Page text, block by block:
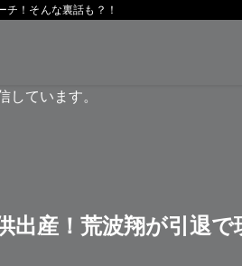
！そんな裏話も？！
しています。
出産！荒波翔が引退